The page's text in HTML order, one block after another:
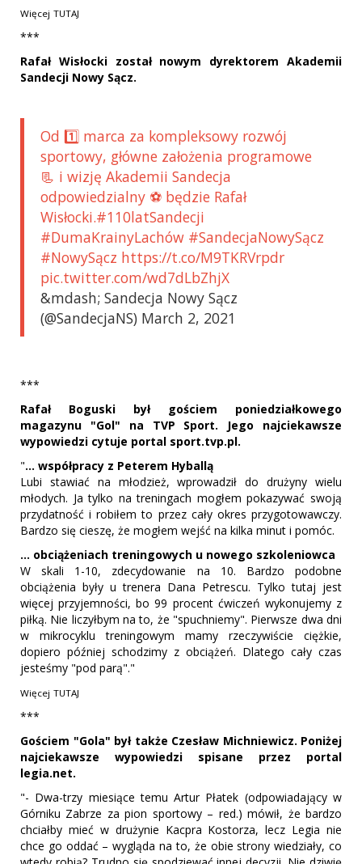
Więcej TUTAJ
***
Rafał Wisłocki został nowym dyrektorem Akademii
Sandecji Nowy Sącz.
Od 1️⃣ marca za kompleksowy rozwój
sportowy, główne założenia programowe
📃 i wizję Akademii Sandecja
odpowiedzialny ⚽️ będzie Rafał
Wisłocki.#110latSandecji
#DumaKrainyLachów #SandecjaNowySącz
#NowySącz https://t.co/M9TKRVrpdr
pic.twitter.com/wd7dLbZhjX
&mdash; Sandecja Nowy Sącz
(@SandecjaNS) March 2, 2021
***
Rafał Boguski był gościem poniedziałkowego
magazynu "Gol" na TVP Sport. Jego najciekawsze
wypowiedzi cytuje portal sport.tvp.pl.
"... współpracy z Peterem Hyballą
Lubi stawiać na młodzież, wprowadził do drużyny wielu
młodych. Ja tylko na treningach mogłem pokazywać swoją
przydatność i robiłem to przez cały okres przygotowawczy.
Bardzo się cieszę, że mogłem wejść na kilka minut i pomóc.
... obciążeniach treningowych u nowego szkoleniowca
W skali 1-10, zdecydowanie na 10. Bardzo podobne
obciążenia były u trenera Dana Petrescu. Tylko tutaj jest
więcej przyjemności, bo 99 procent ćwiczeń wykonujemy z
piłką. Nie liczyłbym na to, że "spuchniemy". Pierwsze dwa dni
w mikrocyklu treningowym mamy rzeczywiście ciężkie,
dopiero później schodzimy z obciążeń. Dlatego cały czas
jesteśmy "pod parą"."
Więcej TUTAJ
***
Gościem "Gola" był także Czesław Michniewicz. Poniżej
najciekawsze wypowiedzi spisane przez portal
legia.net.
"- Dwa-trzy miesiące temu Artur Płatek (odpowiadający w
Górniku Zabrze za pion sportowy – red.) mówił, że bardzo
chciałby mieć w drużynie Kacpra Kostorza, lecz Legia nie
chce go oddać – wygląda na to, że obie strony wiedziały, co